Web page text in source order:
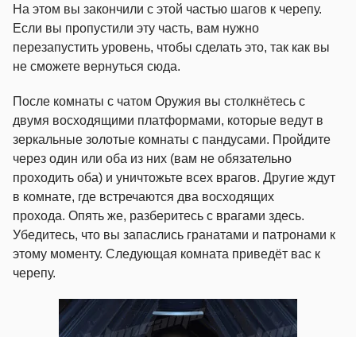
На этом вы закончили с этой частью шагов к черепу.
Если вы пропустили эту часть, вам нужно
перезапустить уровень, чтобы сделать это, так как вы
не сможете вернуться сюда.
После комнаты с чатом Оружия вы столкнётесь с
двумя восходящими платформами, которые ведут в
зеркальные золотые комнаты с пандусами. Пройдите
через один или оба из них (вам не обязательно
проходить оба) и уничтожьте всех врагов. Другие ждут
в комнате, где встречаются два восходящих
прохода. Опять же, разберитесь с врагами здесь.
Убедитесь, что вы запаслись гранатами и патронами к
этому моменту. Следующая комната приведёт вас к
черепу.